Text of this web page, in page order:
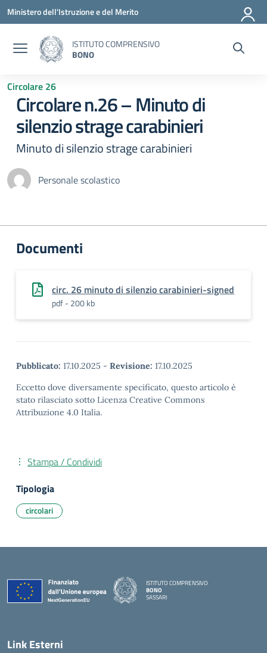
Vai ai contenuti
Vai al menu di navigazione
Vai al footer
Ministero dell'Istruzione e del Merito
ISTITUTO COMPRENSIVO
BONO
Circolare 26
Circolare n.26 – Minuto di
silenzio strage carabinieri
Minuto di silenzio strage carabinieri
Personale scolastico
Documenti
circ. 26 minuto di silenzio carabinieri-signed
pdf - 200 kb
Pubblicato: 17.10.2025 - Revisione: 17.10.2025
Eccetto dove diversamente specificato, questo articolo è
stato rilasciato sotto Licenza Creative Commons
Attribuzione 4.0 Italia.
Stampa / Condividi
Tipologia
circolari
ISTITUTO COMPRENSIVO
BONO
SASSARI
Link Esterni